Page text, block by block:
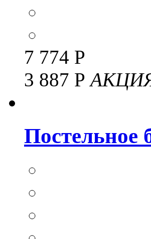
7 774 Р
3 887 Р
Постельное